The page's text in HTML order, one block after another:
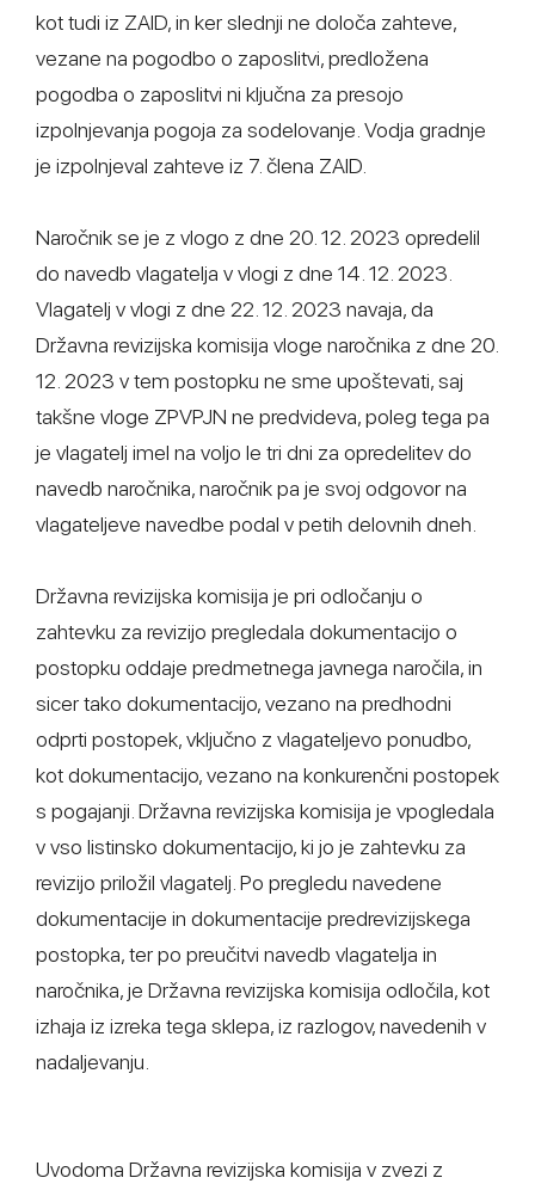
kot tudi iz ZAID, in ker slednji ne določa zahteve,
vezane na pogodbo o zaposlitvi, predložena
pogodba o zaposlitvi ni ključna za presojo
izpolnjevanja pogoja za sodelovanje. Vodja gradnje
je izpolnjeval zahteve iz 7. člena ZAID.
Naročnik se je z vlogo z dne 20. 12. 2023 opredelil
do navedb vlagatelja v vlogi z dne 14. 12. 2023.
Vlagatelj v vlogi z dne 22. 12. 2023 navaja, da
Državna revizijska komisija vloge naročnika z dne 20.
12. 2023 v tem postopku ne sme upoštevati, saj
takšne vloge ZPVPJN ne predvideva, poleg tega pa
je vlagatelj imel na voljo le tri dni za opredelitev do
navedb naročnika, naročnik pa je svoj odgovor na
vlagateljeve navedbe podal v petih delovnih dneh.
Državna revizijska komisija je pri odločanju o
zahtevku za revizijo pregledala dokumentacijo o
postopku oddaje predmetnega javnega naročila, in
sicer tako dokumentacijo, vezano na predhodni
odprti postopek, vključno z vlagateljevo ponudbo,
kot dokumentacijo, vezano na konkurenčni postopek
s pogajanji. Državna revizijska komisija je vpogledala
v vso listinsko dokumentacijo, ki jo je zahtevku za
revizijo priložil vlagatelj. Po pregledu navedene
dokumentacije in dokumentacije predrevizijskega
postopka, ter po preučitvi navedb vlagatelja in
naročnika, je Državna revizijska komisija odločila, kot
izhaja iz izreka tega sklepa, iz razlogov, navedenih v
nadaljevanju.
Uvodoma Državna revizijska komisija v zvezi z